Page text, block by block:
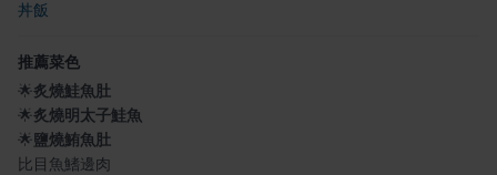
丼飯
推薦菜色
🌟炙燒鮭魚肚
🌟炙燒明太子鮭魚
🌟鹽燒鮪魚肚
比目魚鰭邊肉